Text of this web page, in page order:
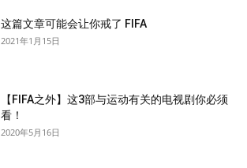
这篇文章可能会让你戒了 FIFA
2021年1月15日
【FIFA之外】这3部与运动有关的电视剧你必须
看！
2020年5月16日